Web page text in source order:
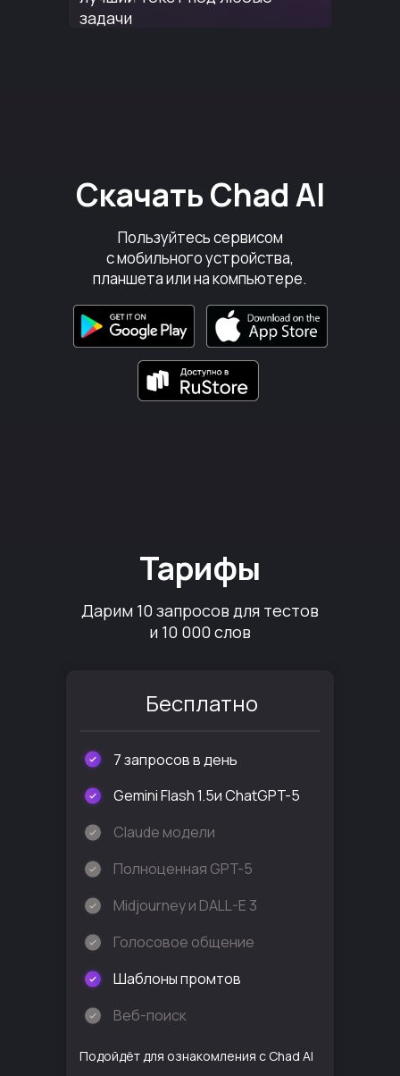
задачи
Скачать Chad AI
Пользуйтесь сервисом
с мобильного устройства,
планшета или на компьютере.
Тарифы
Дарим 10 запросов для тестов
и 10 000 слов
Бесплатно
7 запроcов в день
Gemini Flash 1.5и ChatGPT-5
Midjourney и DALL-E 3
Полноценная GPT-5
Голосовое общение
Claude модели
Шаблоны промтов
Веб-поиск
Подойдёт для ознакомления с Chad AI